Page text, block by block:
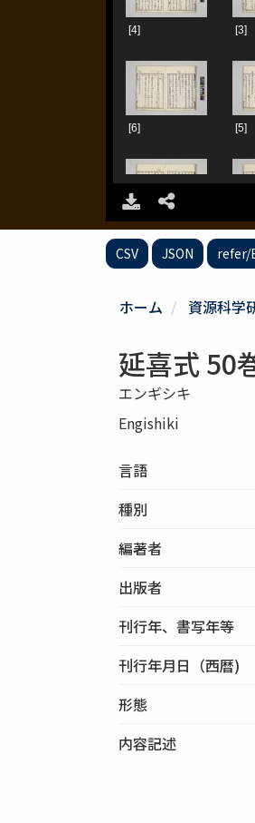
CSV JSON refer/
ホーム 資源科学
延喜式 50
エンギシキ
Engishiki
言語
種別
編著者
出版者
刊行年、書写年等
刊行年月日（西暦)
形態
内容記述